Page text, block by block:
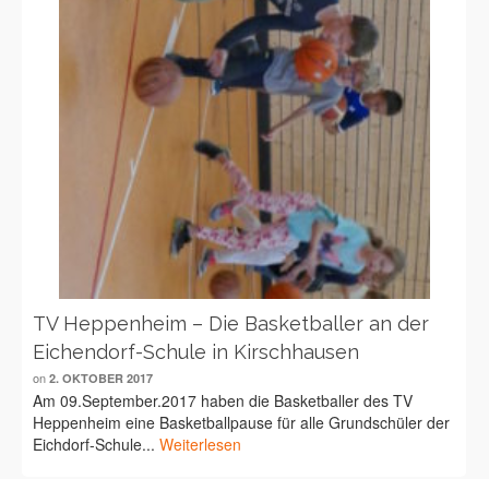
TV Heppenheim – Die Basketballer an der
Eichendorf-Schule in Kirschhausen
on 2. OKTOBER 2017
Am 09.September.2017 haben die Basketballer des TV
Heppenheim eine Basketballpause für alle Grundschüler der
Eichdorf-Schule... Weiterlesen